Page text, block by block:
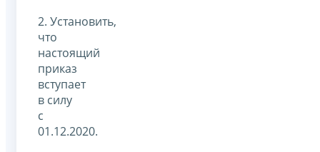
2. Установить,
что
настоящий
приказ
вступает
в силу
с
01.12.2020.